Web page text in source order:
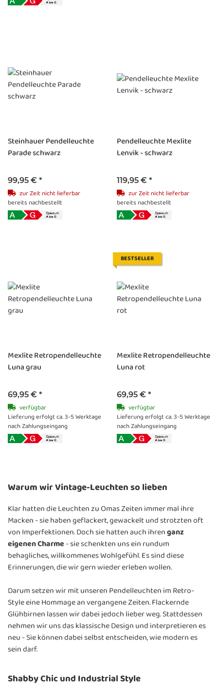
Steinhauer Pendelleuchte
Parade schwarz
99,95 € *
zur Zeit nicht lieferbar
bereits nachbestellt
Pendelleuchte Mexlite
Lenvik - schwarz
119,95 € *
zur Zeit nicht lieferbar
bereits nachbestellt
Mexlite Retropendelleuchte
Luna grau
69,95 € *
verfügbar
Lieferung erfolgt ca. 3-5 Werktage
nach Zahlungseingang
BESTSELLER
Mexlite Retropendelleuchte
Luna rot
69,95 € *
verfügbar
Lieferung erfolgt ca. 3-5 Werktage
nach Zahlungseingang
Warum wir Vintage-Leuchten so lieben
Klar hatten die Leuchten zu Omas Zeiten immer mal ihre
Macken - sie haben geflackert, gewackelt und strotzten oft
von Imperfektionen. Doch sie hatten auch ihrenganz
eigenen Charme- sie schenkten uns ein rundum
behagliches, willkommenes Wohlgefühl. Es sind diese
Erinnerungen, die wir gern wieder erleben wollen.
Darum setzen wir mit unseren Pendelleuchten im Retro-
Style eine Hommage an vergangene Zeiten. Flackernde
Glühbirnen lassen wir dabei jedoch lieber weg. Stattdessen
nehmen wir uns das klassische Design und interpretieren es
neu - Sie können dabei selbst entscheiden, wie modern es
sein darf.
Shabby Chic und Industrial Style